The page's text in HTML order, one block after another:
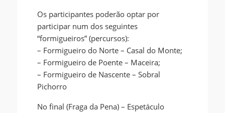
Os participantes poderão optar por
participar num dos seguintes
“formigueiros” (percursos):
– Formigueiro do Norte – Casal do Monte;
– Formigueiro de Poente – Maceira;
– Formigueiro de Nascente – Sobral
Pichorro
No final (Fraga da Pena) – Espetáculo